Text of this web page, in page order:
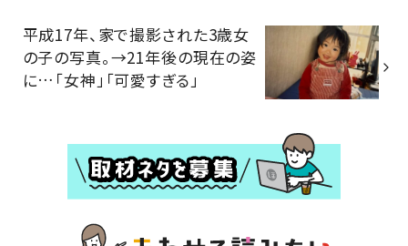
平成17年、家で撮影された3歳女
の子の写真。→21年後の現在の姿
に…「女神」「可愛すぎる」